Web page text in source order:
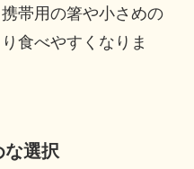
帯用の箸や小さめの
食べやすくなりま
な選択